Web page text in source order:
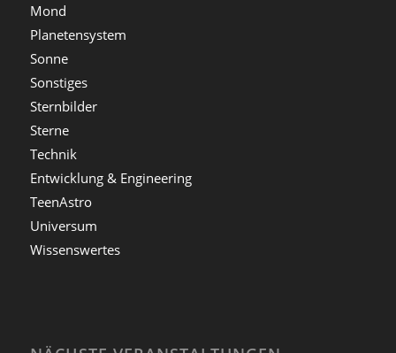
Mond
Planetensystem
Sonne
Sonstiges
Sternbilder
Sterne
Technik
Entwicklung & Engineering
TeenAstro
Universum
Wissenswertes